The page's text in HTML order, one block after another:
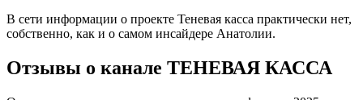
В сети информации о проекте Теневая касса практически нет,
собственно, как и о самом инсайдере Анатолии.
Отзывы о канале ТЕНЕВАЯ КАССА